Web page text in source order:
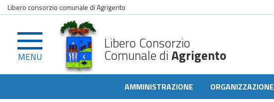
Libero consorzio comunale di Agrigento
MENU
Libero Consorzio
Comunale diAgrigento
AMMINISTRAZIONE ORGANIZZAZIONE